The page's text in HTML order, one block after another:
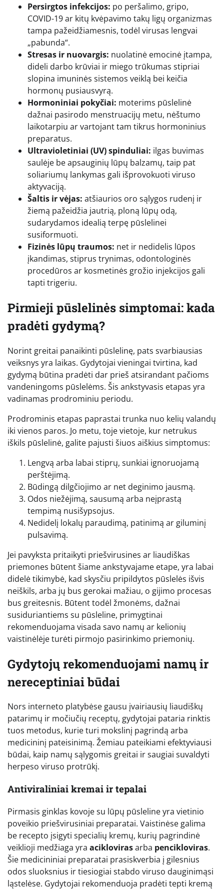
Persirgtos infekcijos: po peršalimo, gripo,
COVID-19 ar kitų kvėpavimo takų ligų organizmas
tampa pažeidžiamesnis, todėl virusas lengvai
„pabunda“.
Stresas ir nuovargis: nuolatinė emocinė įtampa,
dideli darbo krūviai ir miego trūkumas stipriai
slopina imuninės sistemos veiklą bei keičia
hormonų pusiausvyrą.
Hormoniniai pokyčiai: moterims pūslelinė
dažnai pasirodo menstruacijų metu, nėštumo
laikotarpiu ar vartojant tam tikrus hormoninius
preparatus.
Ultravioletiniai (UV) spinduliai: ilgas buvimas
saulėje be apsauginių lūpų balzamų, taip pat
soliariumų lankymas gali išprovokuoti viruso
aktyvaciją.
Šaltis ir vėjas: atšiaurios oro sąlygos rudenį ir
žiemą pažeidžia jautrią, ploną lūpų odą,
sudarydamos idealią terpę pūslelinei
susiformuoti.
Fizinės lūpų traumos: net ir nedidelis lūpos
įkandimas, stiprus trynimas, odontologinės
procedūros ar kosmetinės grožio injekcijos gali
tapti trigeriu.
Pirmieji pūslelinės simptomai: kada
pradėti gydymą?
Norint greitai panaikinti pūslelinę, pats svarbiausias
veiksnys yra laikas. Gydytojai vieningai tvirtina, kad
gydymą būtina pradėti dar prieš atsirandant pačioms
vandeningoms pūslelėms. Šis ankstyvasis etapas yra
vadinamas prodrominiu periodu.
Prodrominis etapas paprastai trunka nuo kelių valandų
iki vienos paros. Jo metu, toje vietoje, kur netrukus
iškils pūslelinė, galite pajusti šiuos aiškius simptomus:
Lengvą arba labai stiprų, sunkiai ignoruojamą
perštėjimą.
Būdingą dilgčiojimo ar net deginimo jausmą.
Odos niežėjimą, sausumą arba neįprastą
tempimą nusišypsojus.
Nedidelį lokalų paraudimą, patinimą ar giluminį
pulsavimą.
Jei pavyksta pritaikyti priešvirusines ar liaudiškas
priemones būtent šiame ankstyvajame etape, yra labai
didelė tikimybė, kad skysčiu pripildytos pūslelės išvis
neiškils, arba jų bus gerokai mažiau, o gijimo procesas
bus greitesnis. Būtent todėl žmonėms, dažnai
susiduriantiems su pūsleline, primygtinai
rekomenduojama visada savo namų ar kelionių
vaistinėlėje turėti pirmojo pasirinkimo priemonių.
Gydytojų rekomenduojami namų ir
nereceptiniai būdai
Nors interneto platybėse gausu įvairiausių liaudiškų
patarimų ir močiučių receptų, gydytojai pataria rinktis
tuos metodus, kurie turi mokslinį pagrindą arba
medicininį pateisinimą. Žemiau pateikiami efektyviausi
būdai, kaip namų sąlygomis greitai ir saugiai suvaldyti
herpeso viruso protrūkį.
Antiviraliniai kremai ir tepalai
Pirmasis ginklas kovoje su lūpų pūsleline yra vietinio
poveikio priešvirusiniai preparatai. Vaistinėse galima
be recepto įsigyti specialių kremų, kurių pagrindinė
veiklioji medžiaga yra aciklovirasarba pencikloviras.
Šie medicininiai preparatai prasiskverbia į gilesnius
odos sluoksnius ir tiesiogiai stabdo viruso dauginimąsi
ląstelėse. Gydytojai rekomenduoja pradėti tepti kremą